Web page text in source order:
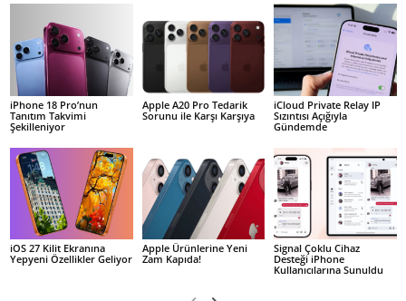
iPhone 18 Pro’nun
Tanıtım Takvimi
Şekilleniyor
Apple A20 Pro Tedarik
Sorunu ile Karşı Karşıya
iCloud Private Relay IP
Sızıntısı Açığıyla
Gündemde
iOS 27 Kilit Ekranına
Yepyeni Özellikler Geliyor
Apple Ürünlerine Yeni
Zam Kapıda!
Signal Çoklu Cihaz
Desteği iPhone
Kullanıcılarına Sunuldu